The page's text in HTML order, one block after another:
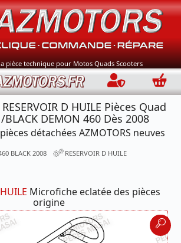
pièce technique pour Motos Quads Scooters
Connection
D HUILE Pièces Quad
BLACK DEMON 460 Dès 2008
détachées AZMOTORS neuves
BLACK 2008 RESERVOIR D HUILE
Microfiche eclatée des pièces
origine